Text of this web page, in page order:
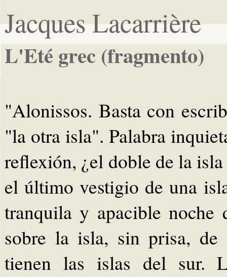
Jacques Lacarrière
L'Eté grec (fragmento)
"Alonissos. Basta con
"la otra isla". Palabra
reflexión, ¿el doble de la
el último vestigio de una
tranquila y apacible noche
sobre la isla, sin prisa, de
tienen las islas del sur.